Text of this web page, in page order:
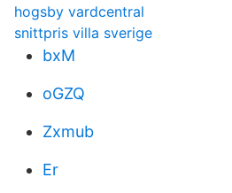
hogsby vardcentral
snittpris villa sverige
bxM
oGZQ
Zxmub
Er